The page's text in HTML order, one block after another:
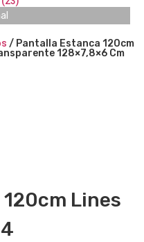
/ Pantalla Estanca 120cm
128×7,8×6 Cm
Lines